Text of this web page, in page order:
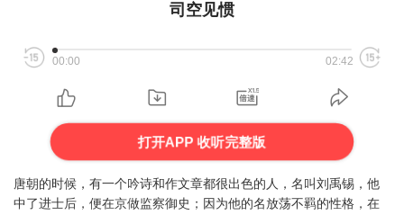
司空见惯
00:00 02:42
打开APP 收听完整版
唐朝的时候，有一个吟诗和作文章都很出色的人，名叫刘禹锡，他
中了进士后，便在京做监察御史；因为他的名放荡不羁的性格，在